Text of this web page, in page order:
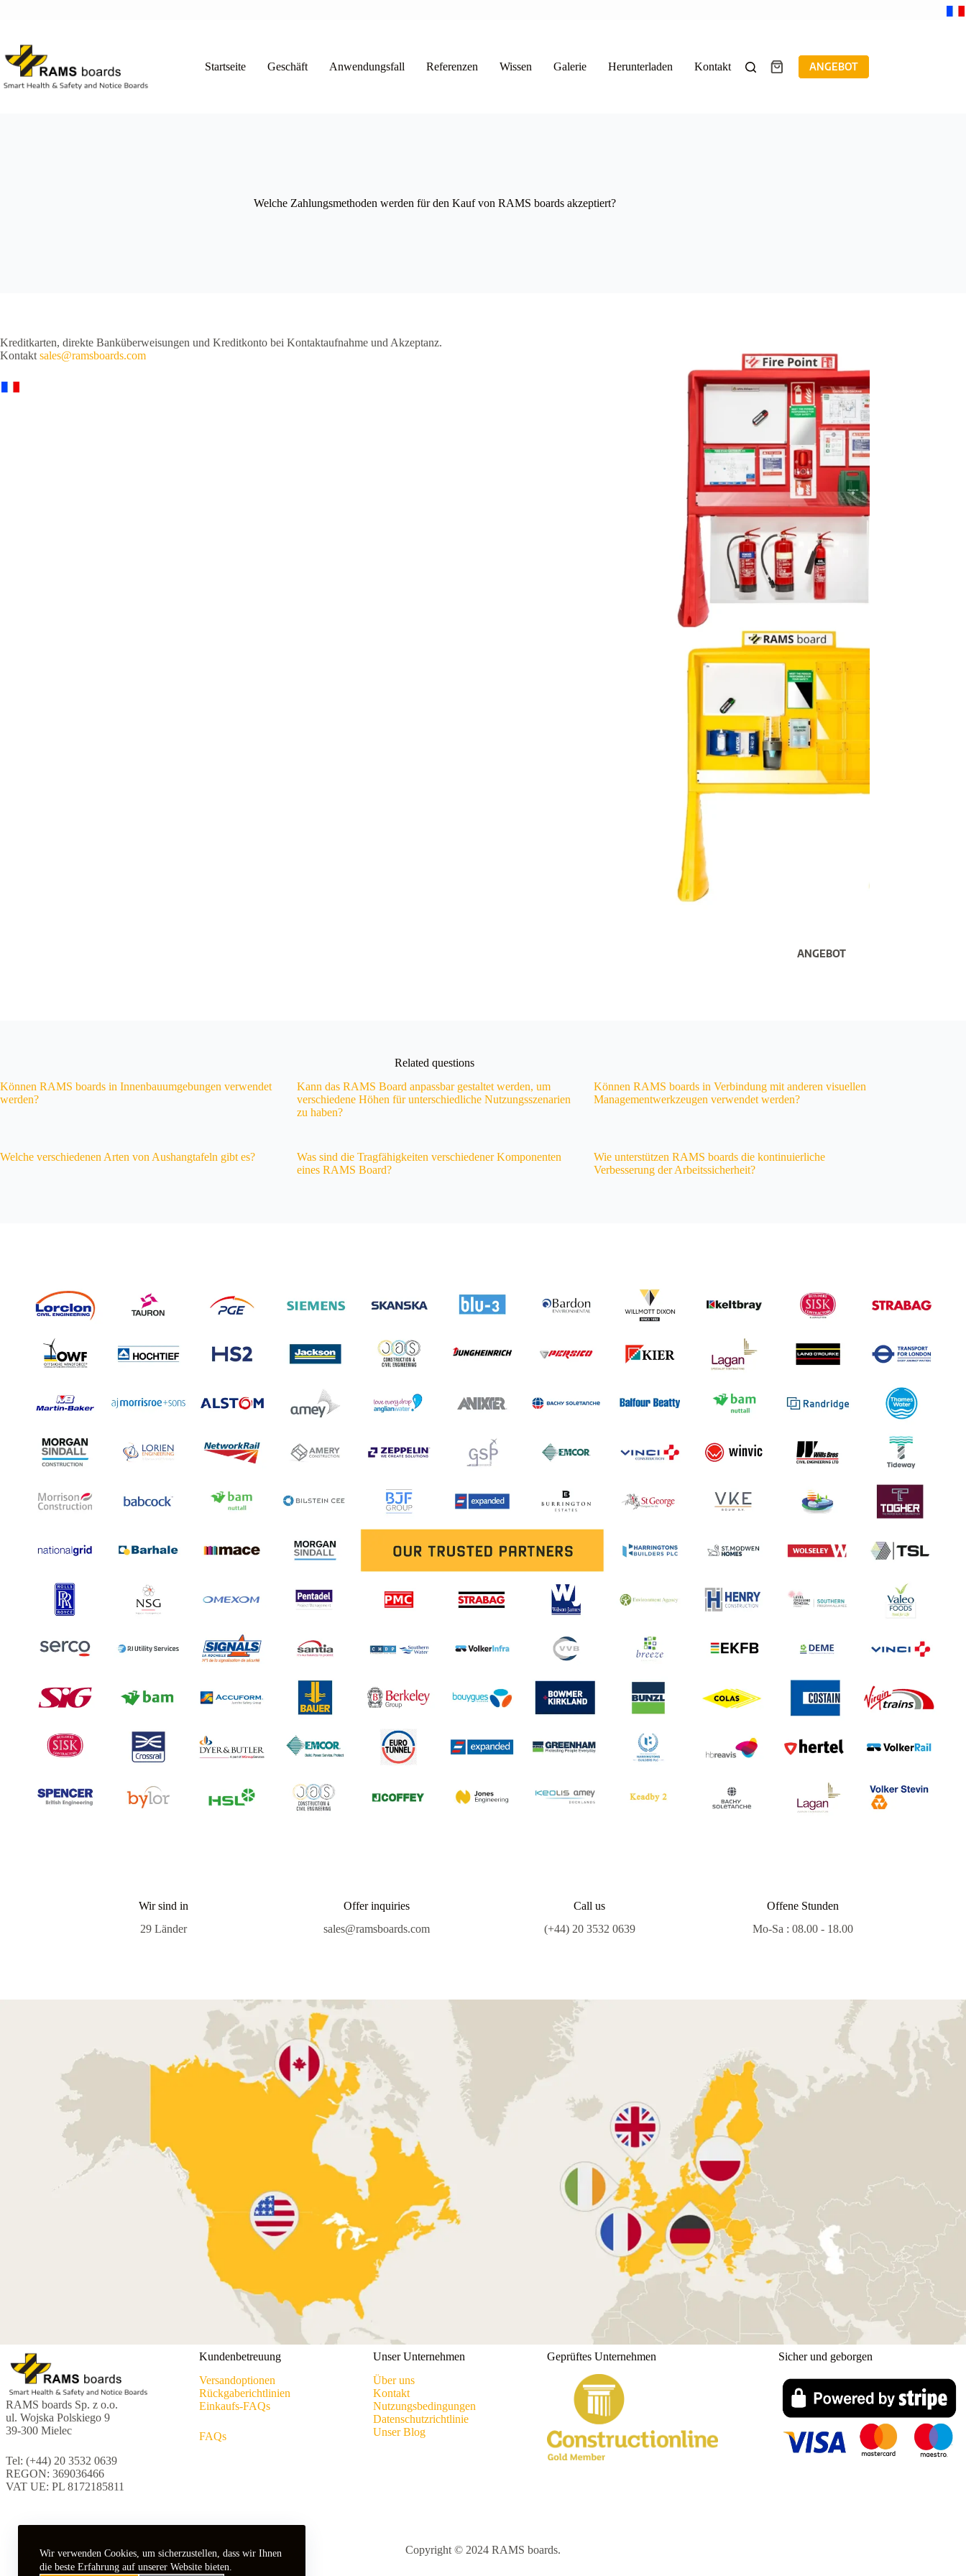
Wir verwenden Cookies, um sicherzustellen, dass wir Ihnen
die beste Erfahrung auf unserer Website bieten.
Startseite Geschäft Anwendungsfall Referenzen Wissen Galerie Herunterladen Kontakt WarenkorbANGEBOT
Welche Zahlungsmethoden werden für den Kauf von RAMS boards akzeptiert?
Kreditkarten, direkte Banküberweisungen und Kreditkonto bei Kontaktaufnahme und Akzeptanz.
Kontakt sales@ramsboards.com
ANGEBOT
Related questions
Können RAMS boards in Innenbauumgebungen verwendet
werden?
Kann das RAMS Board anpassbar gestaltet werden, um
verschiedene Höhen für unterschiedliche Nutzungsszenarien
zu haben?
Können RAMS boards in Verbindung mit anderen visuellen
Managementwerkzeugen verwendet werden?
Welche verschiedenen Arten von Aushangtafeln gibt es?
Was sind die Tragfähigkeiten verschiedener Komponenten
eines RAMS Board?
Wie unterstützen RAMS boards die kontinuierliche
Verbesserung der Arbeitssicherheit?
Wir sind in
29 Länder
Offer inquiries
sales@ramsboards.com
Call us
(+44) 20 3532 0639
Offene Stunden
Mo-Sa : 08.00 - 18.00
RAMS boards Sp. z o.o.
ul. Wojska Polskiego 9
39-300 Mielec
Tel: (+44) 20 3532 0639
REGON: 369036466
VAT UE: PL 8172185811
Kundenbetreuung
Versandoptionen
Rückgaberichtlinien
Einkaufs-FAQs
FAQs
Unser Unternehmen
Über uns
Kontakt
Nutzungsbedingungen
Datenschutzrichtlinie
Unser Blog
Geprüftes Unternehmen Sicher und geborgen
Copyright © 2024 RAMS boards.